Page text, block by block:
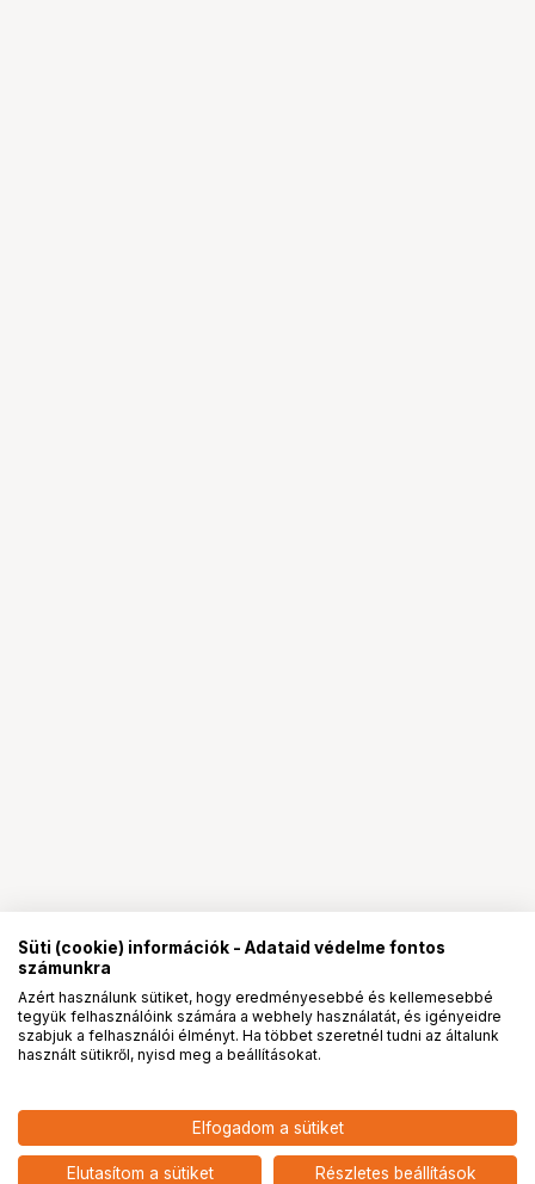
LAOWA 100MM MAGNETIC FILTER
HOLDER SET (WITH FRAMES) FOR
15MM F/4.5
55 900 HUF
nettó: 44 016 HUF
PROpartnerségek
Süti (cookie) információk - Adataid védelme fontos
számunkra
Azért használunk sütiket, hogy eredményesebbé és kellemesebbé
tegyük felhasználóink számára a webhely használatát, és igényeidre
szabjuk a felhasználói élményt. Ha többet szeretnél tudni az általunk
használt sütikről, nyisd meg a beállításokat.
Elfogadom a sütiket
Elutasítom a sütiket Részletes beállítások